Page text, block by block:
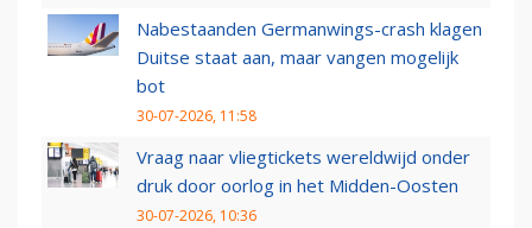
Nabestaanden Germanwings-crash klagen
Duitse staat aan, maar vangen mogelijk
bot
30-07-2026, 11:58
Vraag naar vliegtickets wereldwijd onder
druk door oorlog in het Midden-Oosten
30-07-2026, 10:36